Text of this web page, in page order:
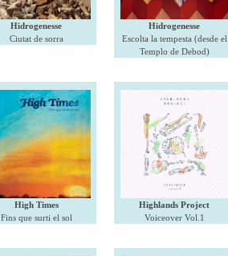
Hidrogenesse
Ciutat de sorra
Hidrogenesse
Escolta la tempesta (desde el
Templo de Debod)
High Times
Fins que surti el sol
Highlands Project
Voiceover Vol.1